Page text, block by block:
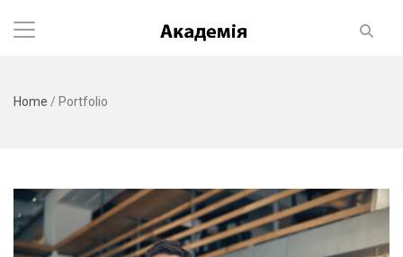
Home / Portfolio